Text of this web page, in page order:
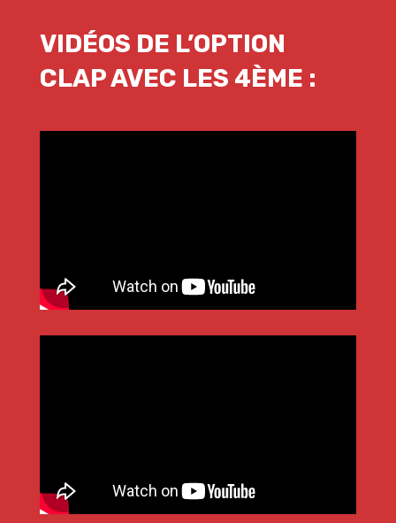
VIDÉOS DE L’OPTION
CLAP AVEC LES 4ÈME :